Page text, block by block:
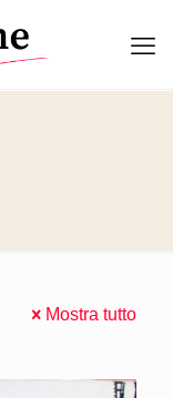
Mostra tutto